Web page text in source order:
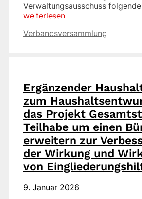
Verwaltungsausschuss
weiterlesen
Kategorien
Verbandsversammlung
Ergänzender
zum
das Projekt
Teilhabe um einen
erweitern zur
der Wirkung und
von
9. Januar 2026